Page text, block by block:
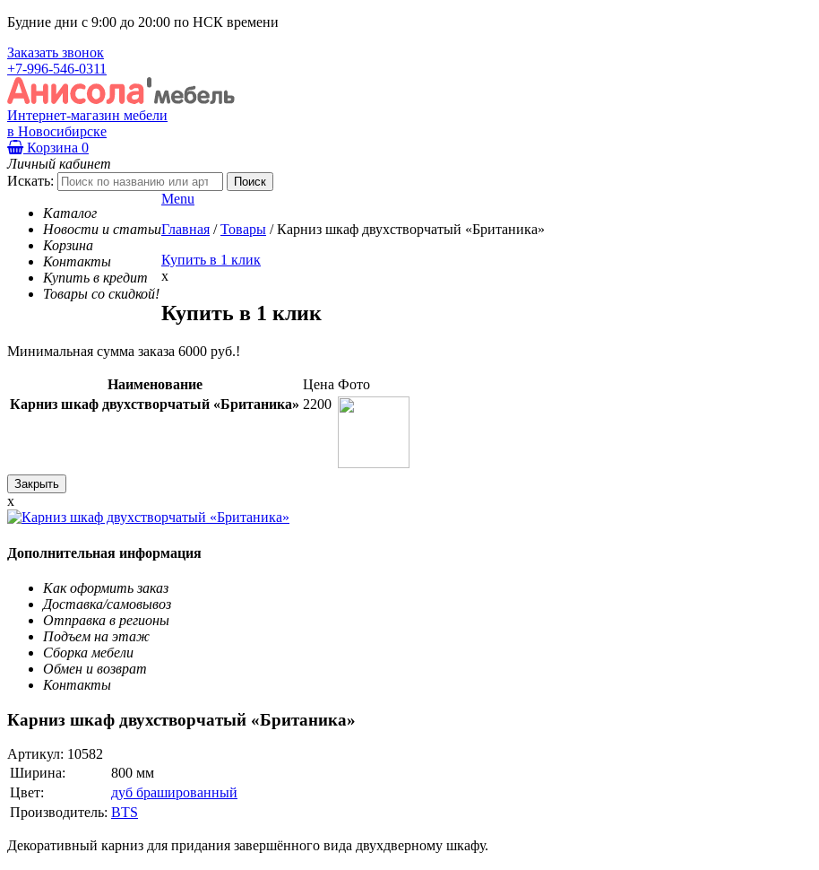
Будние дни с 9:00 до 20:00 по НСК времени
Заказать звонок
+7-996-546-0311
Интернет-магазин мебели
в Новосибирске
Корзина 0
Личный кабинет
Искать:
Каталог
Новости и статьи
Корзина
Контакты
Купить в кредит
Товары со скидкой!
Menu
Главная / Товары / Карниз шкаф двухстворчатый «Британика»
Купить в 1 клик
x
Купить в 1 клик
Минимальная сумма заказа 6000 руб.!
Наименование Цена Фото
Карниз шкаф двухстворчатый «Британика» 2200
Закрыть
x
Дополнительная информация
Как оформить заказ
Доставка/самовывоз
Отправка в регионы
Подъем на этаж
Сборка мебели
Обмен и возврат
Контакты
Карниз шкаф двухстворчатый «Британика»
Артикул: 10582
Ширина:
800 мм
Цвет:
дуб брашированный
Производитель: BTS
Декоративный карниз для придания завершённого вида двухдверному шкафу.